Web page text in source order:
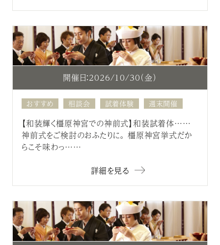
開催日：2026/10/30（金）
おすすめ 相談会 試着体験 週末開催
【和装輝く橿原神宮での神前式】和装試着体……
神前式をご検討のおふたりに。 橿原神宮挙式だか
らこそ味わっ……
詳細を見る